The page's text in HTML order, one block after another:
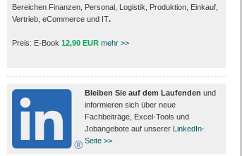
Bereichen Finanzen, Personal, Logistik, Produktion, Einkauf,
Vertrieb, eCommerce und IT.
Preis: E-Book 12,90 EUR mehr >>
Bleiben Sie auf dem Laufenden und
informieren sich über neue
Fachbeiträge, Excel-Tools und
Jobangebote auf unserer LinkedIn-
Seite >>